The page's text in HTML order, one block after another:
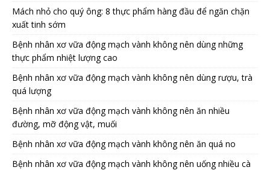
Mách nhỏ cho quý ông: 8 thực phẩm hàng đầu để ngăn chặn
xuất tinh sớm
Bệnh nhân xơ vữa động mạch vành không nên dùng những
thực phẩm nhiệt lượng cao
Bệnh nhân xơ vữa động mạch vành không nên dùng rượu, trà
quá lượng
Bệnh nhân xơ vữa động mạch vành không nên ăn nhiều
đường, mỡ động vật, muối
Bệnh nhân xơ vữa động mạch vành không nên ăn quá no
Bệnh nhân xơ vữa động mạch vành không nên uống nhiều cà